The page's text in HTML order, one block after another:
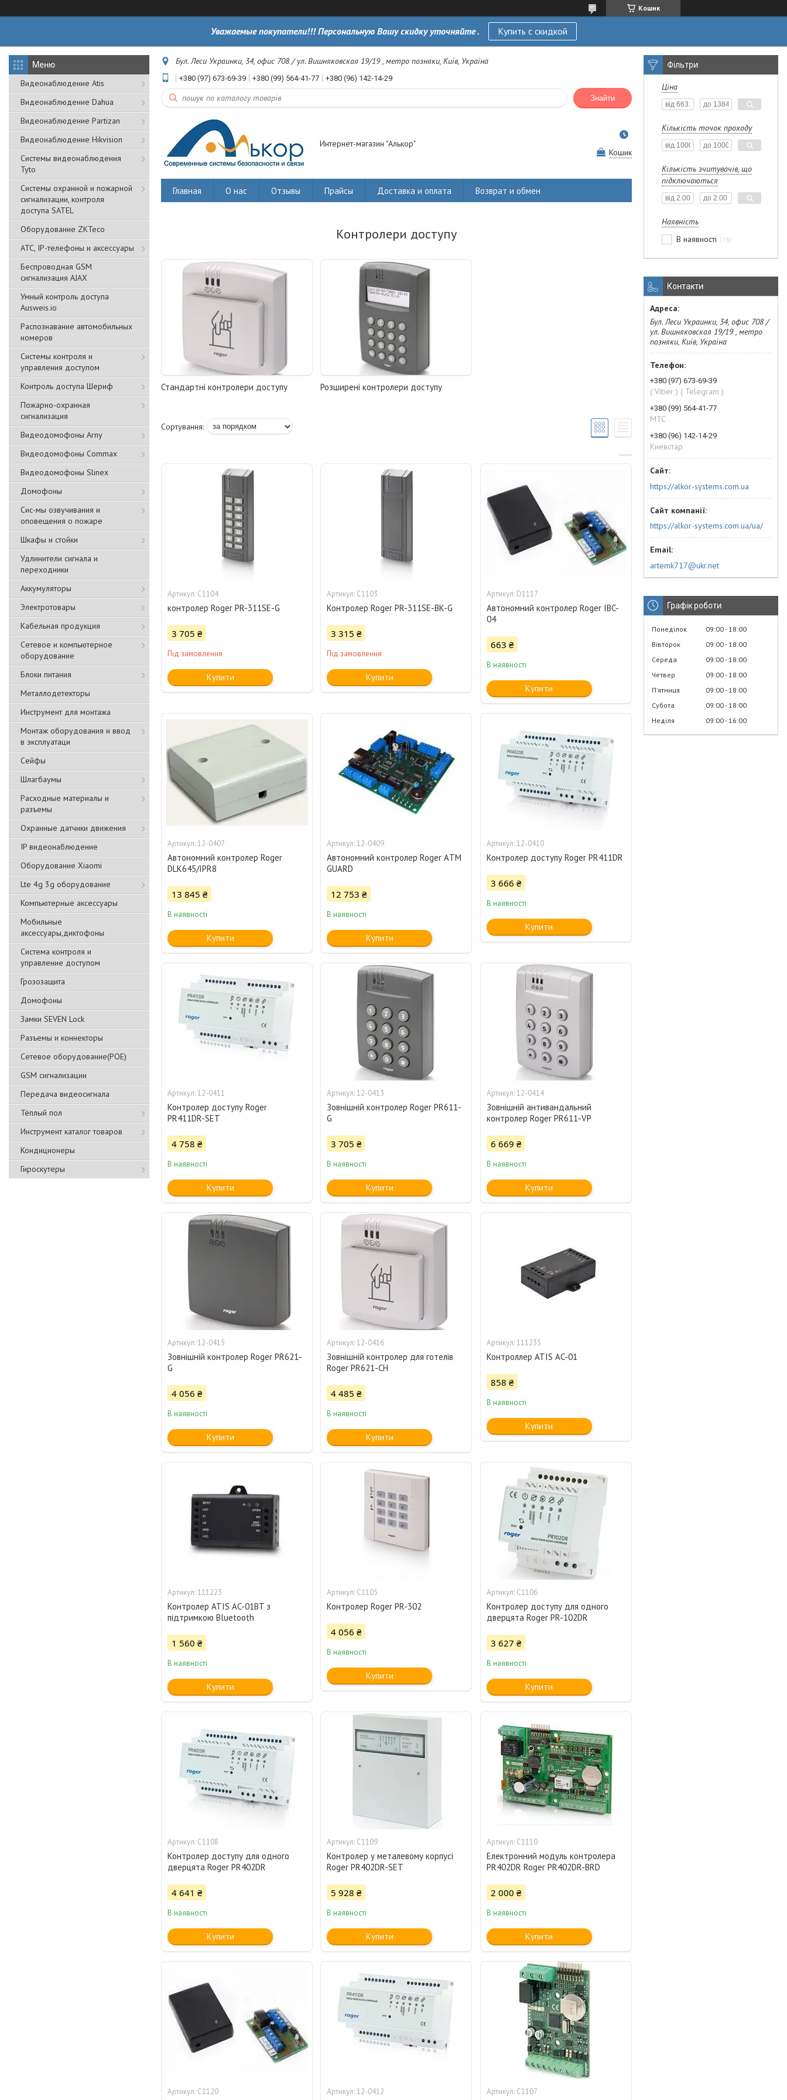
Кошик
Уважаемые покупатели!!! Персональную Вашу скидку уточняйте . Купить с скидкой
Видеонаблюдение Atis
Видеонаблюдение Dahua
Видеонаблюдение Partizan
Видеонаблюдение Hikvision
Системы видеонаблюдения
Tyto
Cистемы охранной и пожарной
сигнализации, контроля
доступа SATEL
Оборудование ZKTeco
АТС, IP-телефоны и аксессуары
Беспроводная GSM
сигнализация АJAX
Умный контроль доступа
Ausweis.io
Распознавание автомобильных
номеров
Системы контроля и
управления доступом
Контроль доступа Шериф
Пожарно-охранная
сигнализация
Видеодомофоны Arny
Видеодомофоны Commax
Видеодомофоны Slinex
Домофоны
Сис-мы озвучивания и
оповещения о пожаре
Шкафы и стойки
Удлинители сигнала и
переходники
Аккумуляторы
Электротовары
Кабельная продукция
Сетевое и компьютерное
оборудование
Блоки питания
Металлодетекторы
Инструмент для монтажа
Монтаж оборудования и ввод
в эксплуатаци
Сейфы
Шлагбаумы
Расходные материалы и
разъемы
Охранные датчики движения
IP видеонаблюдение
Оборудование Xiaomi
Lte 4g 3g оборудование
Компьютерные аксессуары
Мобильные
аксессуары,диктофоны
Система контроля и
управление доступом
Грозозащита
Домофоны
Замки SEVEN Lock
Разъемы и коннекторы
Сетевое оборудование(POE)
GSM сигнализации
Передача видеосигнала
Тёплый пол
Инструмент каталог товаров
Кондиционеры
Гироскутеры
Бул. Леси Украинки, 34, офис 708 / ул. Вишняковская 19/19 , метро позняки, Київ, Україна
+380 (97) 673-69-39 +380 (99) 564-41-77 +380 (96) 142-14-29
Знайти
Интернет-магазин "Алькор"
Кошик
Главная О нас Отзывы Прайсы Доставка и оплата Возврат и обмен
Контролери доступу
Стандартні контролери доступу Розширені контролери доступу
C1104
контролер Roger PR-311SE-G
3 705 ₴
Під замовлення
Купити
C1103
Контролер Roger PR-311SE-BK-G
3 315 ₴
Під замовлення
Купити
D1117
Автономний контролер Roger IBC-
04
663 ₴
В наявності
Купити
12-0407
Автономний контролер Roger
DLK645/IPR8
13 845 ₴
В наявності
Купити
12-0409
Автономний контролер Roger АTM
GUARD
12 753 ₴
В наявності
Купити
12-0410
Контролер доступу Roger PR411DR
3 666 ₴
В наявності
Купити
12-0411
Контролер доступу Roger
PR411DR-SET
4 758 ₴
В наявності
Купити
12-0413
Зовнішній контролер Roger PR611-
G
3 705 ₴
В наявності
Купити
12-0414
Зовнішній антивандальний
контролер Roger PR611-VP
6 669 ₴
В наявності
Купити
12-0415
Зовнішній контролер Roger PR621-
G
4 056 ₴
В наявності
Купити
12-0416
Зовнішній контролер для готелів
Roger PR621-СН
4 485 ₴
В наявності
Купити
111235
Контроллер ATIS AC-01
858 ₴
В наявності
Купити
111223
Контролер ATIS AC-01BT з
підтримкою Bluetooth
1 560 ₴
В наявності
Купити
C1105
Контролер Roger PR-302
4 056 ₴
В наявності
Купити
C1106
Контролер доступу для одного
дверцята Roger PR-102DR
3 627 ₴
В наявності
Купити
C1108
Контролер доступу для одного
дверцята Roger PR402DR
4 641 ₴
В наявності
Купити
C1109
Контролер у металевому корпусі
Roger PR402DR-SET
5 928 ₴
В наявності
Купити
C1110
Електронний модуль контролера
PR402DR Roger PR402DR-BRD
2 000 ₴
В наявності
Купити
C1120 12-0412 C1107
Фільтри
Ціна
Кількість точок проходу
Кількість зчитувачів, що
підключаються
Наявність
В наявності
16
Контакти
Бул. Леси Украинки, 34, офис 708 /
ул. Вишняковская 19/19 , метро
позняки, Київ, Україна
+380 (97) 673-69-39
( Viber ) ( Telegram )
+380 (99) 564-41-77
МТС
+380 (96) 142-14-29
Киевстар
https://alkor-systems.com.ua
https://alkor-systems.com.ua/ua/
artemk717@ukr.net
Графік роботи
Понеділок 09:00 18:00
Вівторок
09:00 18:00
Середа
09:00 18:00
Четвер
09:00 18:00
Пʼятниця
09:00 18:00
Субота
09:00 18:00
Неділя
09:00 16:00